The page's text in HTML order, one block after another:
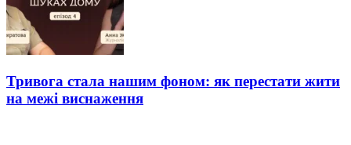
Тривога стала нашим фоном: як перестати жити
на межі виснаження